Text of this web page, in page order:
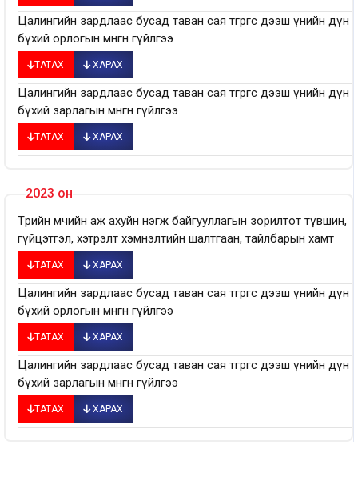
Цалингийн зардлаас бусад таван сая төгрөгөөс дээш үнийн дүн
бүхий орлогын мөнгөн гүйлгээ
ТАТАХ ХАРАХ
Цалингийн зардлаас бусад таван сая төгрөгөөс дээш үнийн дүн
бүхий зарлагын мөнгөн гүйлгээ
ТАТАХ ХАРАХ
2023 он
Төрийн өмчийн аж ахуйн нэгж байгууллагын зорилтот түвшин,
гүйцэтгэл, хэтрэлт хэмнэлтийн шалтгаан, тайлбарын хамт
ТАТАХ ХАРАХ
Цалингийн зардлаас бусад таван сая төгрөгөөс дээш үнийн дүн
бүхий орлогын мөнгөн гүйлгээ
ТАТАХ ХАРАХ
Цалингийн зардлаас бусад таван сая төгрөгөөс дээш үнийн дүн
бүхий зарлагын мөнгөн гүйлгээ
ТАТАХ ХАРАХ